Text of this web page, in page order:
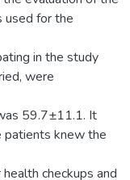
used for the
in the study
were
59.7±11.1. It
knew the
checkups and